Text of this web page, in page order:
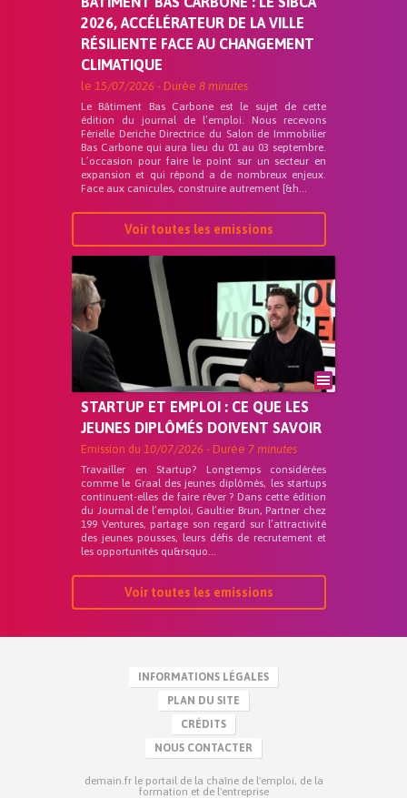
2026, ACCÉLÉRATEUR DE LA VILLE
RÉSILIENTE FACE AU CHANGEMENT
CLIMATIQUE
le 15/07/2026 - Durée 8 minutes
Le Bâtiment Bas Carbone est le sujet de cette
édition du journal de l’emploi. Nous recevons
Férielle Deriche Directrice du Salon de Immobilier
Bas Carbone qui aura lieu du 01 au 03 septembre.
L’occasion pour faire le point sur un secteur en
expansion et qui répond a de nombreux enjeux.
Face aux canicules, construire autrement [&h...
Voir toutes les emissions
STARTUP ET EMPLOI : CE QUE LES
JEUNES DIPLÔMÉS DOIVENT SAVOIR
Emission du 10/07/2026 - Durée 7 minutes
Travailler en Startup? Longtemps considérées
comme le Graal des jeunes diplômés, les startups
continuent-elles de faire rêver ? Dans cette édition
du Journal de l’emploi, Gaultier Brun, Partner chez
199 Ventures, partage son regard sur l’attractivité
des jeunes pousses, leurs défis de recrutement et
les opportunités qu&rsquo...
Voir toutes les emissions
INFORMATIONS LÉGALES
PLAN DU SITE
CRÉDITS
NOUS CONTACTER
demain.fr le portail de la chaîne de l'emploi, de la
formation et de l'entreprise